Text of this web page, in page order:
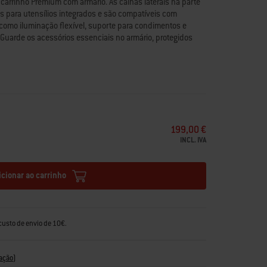
para utensílios integrados e são compatíveis com
iluminação flexível, suporte para condimentos e
os acessórios essenciais no armário, protegidos
o seu grelhador.
aberta em cima
movimento suave no seu espaço
199,00 €
INCL. IVA
ao carrinho
de envio de 10€.
)